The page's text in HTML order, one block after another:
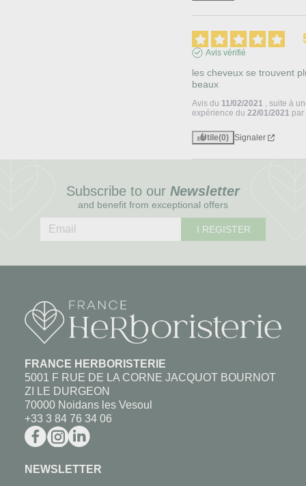
Avis vérifié
les cheveux se trouvent
beaux
Avis du 11/02/2021 , suite à
expérience du22/01/2021 par
Utile(0) Signaler
Subscribe to our Newsletter
and benefit from exceptional offers
I REGISTER
FRANCE HERBORISTERIE
5001 F RUE DE LA CORNE JACQUOT BOURNOT
ZI LE DURGEON
70000 Noidans les Vesoul
+33 3 84 76 34 06
NEWSLETTER